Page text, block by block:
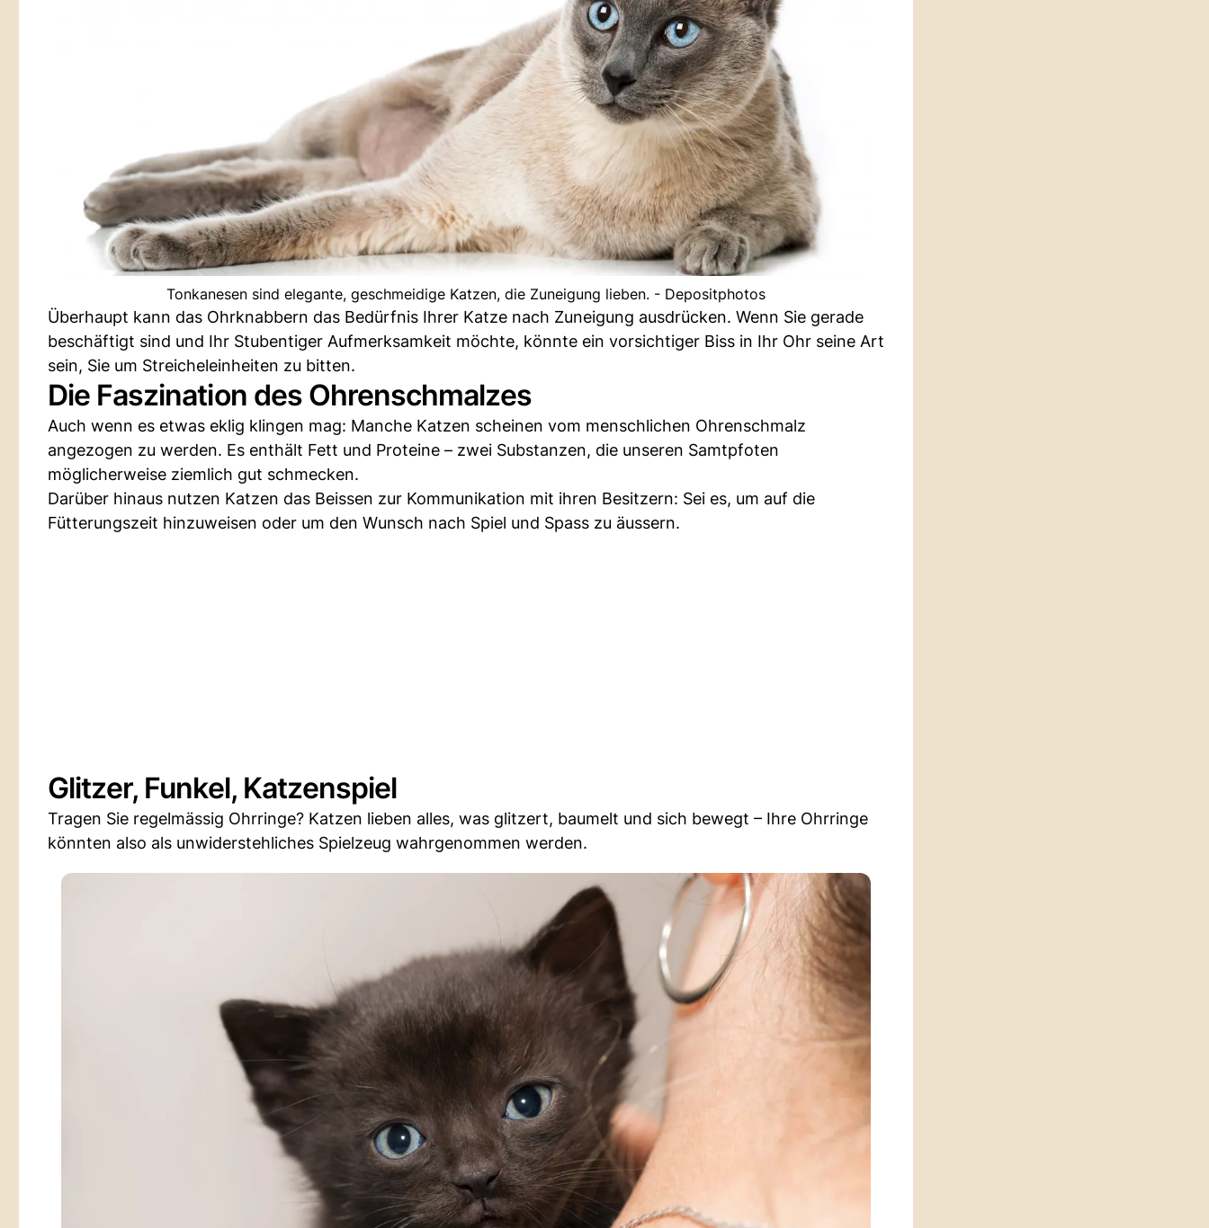
Tonkanesen sind elegante, geschmeidige Katzen, die Zuneigung lieben. - Depositphotos
Überhaupt kann das Ohrknabbern das Bedürfnis Ihrer Katze nach Zuneigung ausdrücken. Wenn Sie gerade
beschäftigt sind und Ihr Stubentiger Aufmerksamkeit möchte, könnte ein vorsichtiger Biss in Ihr Ohr seine Art
sein, Sie um Streicheleinheiten zu bitten.
Die Faszination des Ohrenschmalzes
Auch wenn es etwas eklig klingen mag: Manche Katzen scheinen vom menschlichen Ohrenschmalz
angezogen zu werden. Es enthält Fett und Proteine – zwei Substanzen, die unseren Samtpfoten
möglicherweise ziemlich gut schmecken.
Darüber hinaus nutzen Katzen das Beissen zur Kommunikation mit ihren Besitzern: Sei es, um auf die
Fütterungszeit hinzuweisen oder um den Wunsch nach Spiel und Spass zu äussern.
Glitzer, Funkel, Katzenspiel
Tragen Sie regelmässig Ohrringe? Katzen lieben alles, was glitzert, baumelt und sich bewegt – Ihre Ohrringe
könnten also als unwiderstehliches Spielzeug wahrgenommen werden.